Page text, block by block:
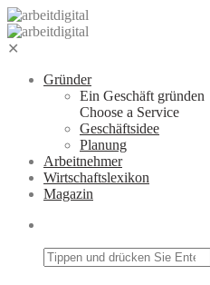
Zum
Inhalt
springen
✕
Gründer
Ein Geschäft gründen
Choose a Service
Geschäftsidee
Planung
Arbeitnehmer
Wirtschaftslexikon
Magazin
Suchfeld